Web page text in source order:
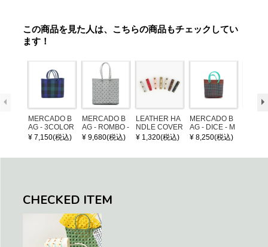
この商品を見た人は、こちらの商品もチェックしてい
ます！
MERCADO B
AG - 3COLOR
S CHECK - Bl
ack / Dark Gre
¥ 7,150(税込)
MERCADO B
AG - ROMBO -
LONG HANDL
E - Silver / Whi
¥ 9,680(税込)
LEATHER HA
NDLE COVER
¥ 1,320(税込)
MERCADO B
AG - DICE - M
OSAIC - Copp
er / Navy / Mint
¥ 8,250(税込)
CHECKED ITEM